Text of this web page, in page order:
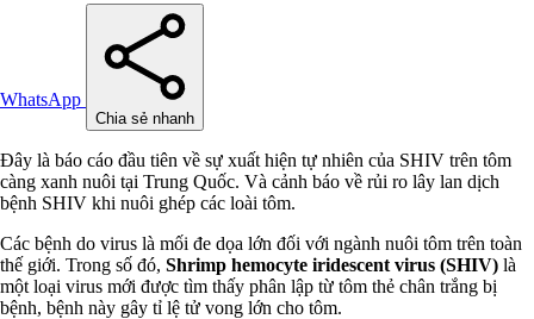
WhatsApp
Chia sẻ nhanh
Đây là báo cáo đầu tiên về sự xuất hiện tự nhiên của SHIV trên tôm
càng xanh nuôi tại Trung Quốc. Và cảnh báo về rủi ro lây lan dịch
bệnh SHIV khi nuôi ghép các loài tôm.
Các bệnh do virus là mối đe dọa lớn đối với ngành nuôi tôm trên toàn
thế giới. Trong số đó, Shrimp hemocyte iridescent virus (SHIV) là
một loại virus mới được tìm thấy phân lập từ tôm thẻ chân trắng bị
bệnh, bệnh này gây tỉ lệ tử vong lớn cho tôm.